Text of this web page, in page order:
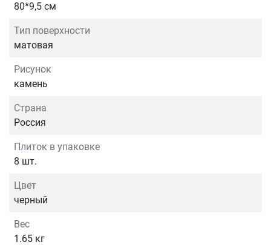
80*9,5 см
Тип поверхности
матовая
Рисунок
камень
Страна
Россия
Плиток в упаковке
8 шт.
Цвет
черный
Вес
1.65 кг